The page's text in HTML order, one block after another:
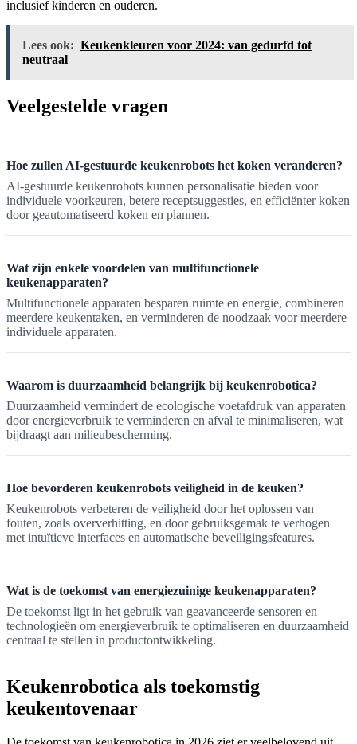
inclusief kinderen en ouderen.
Lees ook: Keukenkleuren voor 2024: van gedurfd tot
neutraal
Veelgestelde vragen
Hoe zullen AI-gestuurde keukenrobots het koken veranderen?
AI-gestuurde keukenrobots kunnen personalisatie bieden voor
individuele voorkeuren, betere receptsuggesties, en efficiënter koken
door geautomatiseerd koken en plannen.
Wat zijn enkele voordelen van multifunctionele
keukenapparaten?
Multifunctionele apparaten besparen ruimte en energie, combineren
meerdere keukentaken, en verminderen de noodzaak voor meerdere
individuele apparaten.
Waarom is duurzaamheid belangrijk bij keukenrobotica?
Duurzaamheid vermindert de ecologische voetafdruk van apparaten
door energieverbruik te verminderen en afval te minimaliseren, wat
bijdraagt aan milieubescherming.
Hoe bevorderen keukenrobots veiligheid in de keuken?
Keukenrobots verbeteren de veiligheid door het oplossen van
fouten, zoals oververhitting, en door gebruiksgemak te verhogen
met intuïtieve interfaces en automatische beveiligingsfeatures.
Wat is de toekomst van energiezuinige keukenapparaten?
De toekomst ligt in het gebruik van geavanceerde sensoren en
technologieën om energieverbruik te optimaliseren en duurzaamheid
centraal te stellen in productontwikkeling.
Keukenrobotica als toekomstig
keukentovenaar